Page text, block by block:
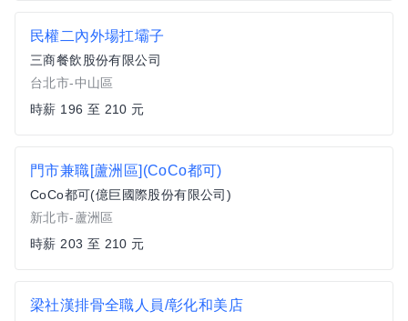
民權二內外場扛壩子
三商餐飲股份有限公司
台北市-中山區
時薪 196 至 210 元
門市兼職[蘆洲區](CoCo都可)
CoCo都可(億巨國際股份有限公司)
新北市-蘆洲區
時薪 203 至 210 元
梁社漢排骨全職人員/彰化和美店